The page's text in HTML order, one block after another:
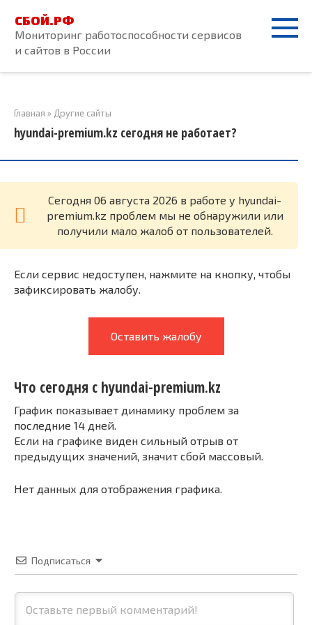
контенту
СБОЙ.РФ
Мониторинг работоспособности сервисов
и сайтов в России
Главная » Другие сайты
hyundai-premium.kz сегодня не работает?
Cегодня 06 августа 2026 в работе у hyundai-
premium.kz проблем мы не обнаружили или
получили мало жалоб от пользователей.
Если сервис недоступен, нажмите на кнопку, чтобы
зафиксировать жалобу.
Оставить жалобу
Что сегодня с hyundai-premium.kz
График показывает динамику проблем за
последние 14 дней.
Если на графике виден сильный отрыв от
предыдущих значений, значит сбой массовый.
Нет данных для отображения графика.
Подписаться